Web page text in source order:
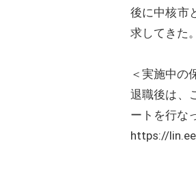
後に中核市
求してきた。
＜実施中の
退職後は、
ートを行な
https://